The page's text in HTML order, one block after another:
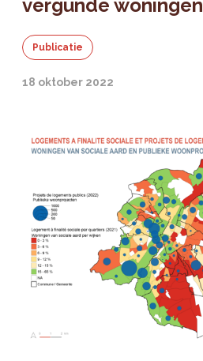
vergunde woningen
Publicatie
18 oktober 2022